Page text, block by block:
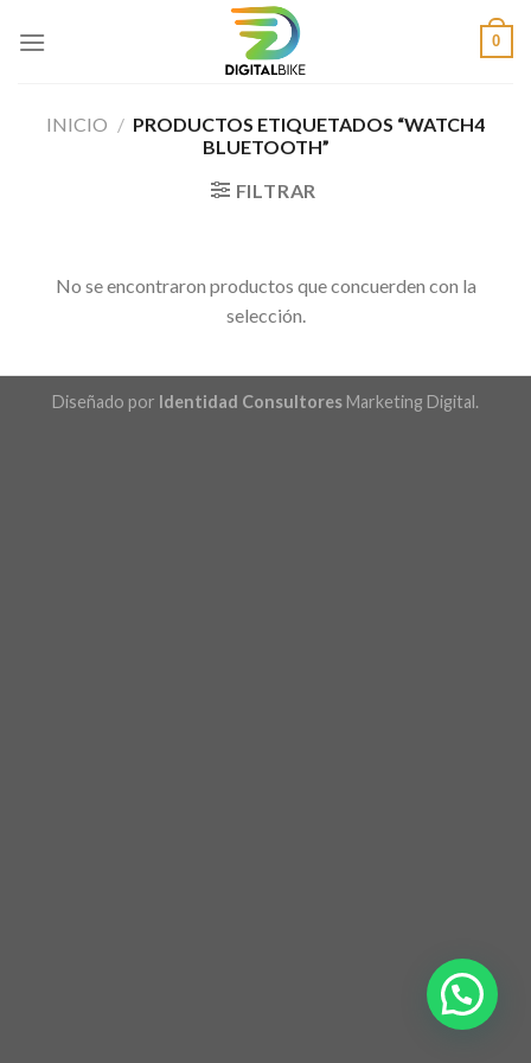
0
INICIO / PRODUCTOS ETIQUETADOS “WATCH4
BLUETOOTH”
FILTRAR
No se encontraron productos que concuerden con la
selección.
Diseñado por Identidad Consultores Marketing Digital.